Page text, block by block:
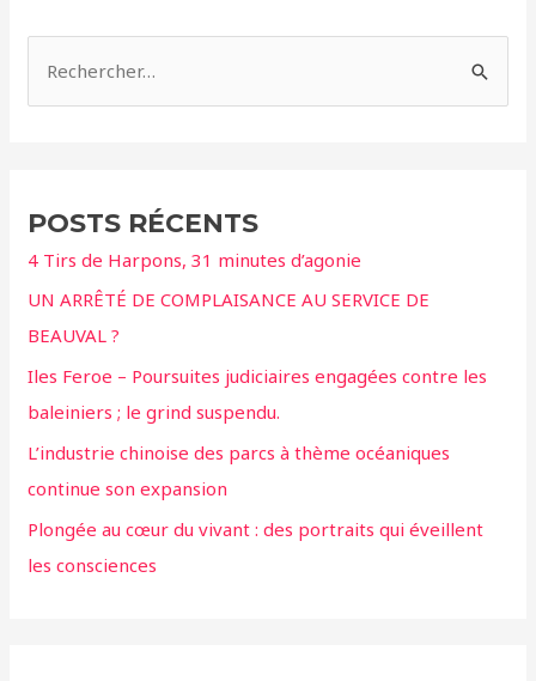
r
c
h
e
r
:
POSTS RÉCENTS
4 Tirs de Harpons, 31 minutes d’agonie
UN ARRÊTÉ DE COMPLAISANCE AU SERVICE DE
BEAUVAL ?
Iles Feroe – Poursuites judiciaires engagées contre les
baleiniers ; le grind suspendu.
L’industrie chinoise des parcs à thème océaniques
continue son expansion
Plongée au cœur du vivant : des portraits qui éveillent
les consciences